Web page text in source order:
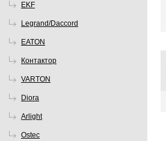
EKF
Legrand/Daccord
EATON
Контактор
VARTON
Diora
Arlight
Ostec